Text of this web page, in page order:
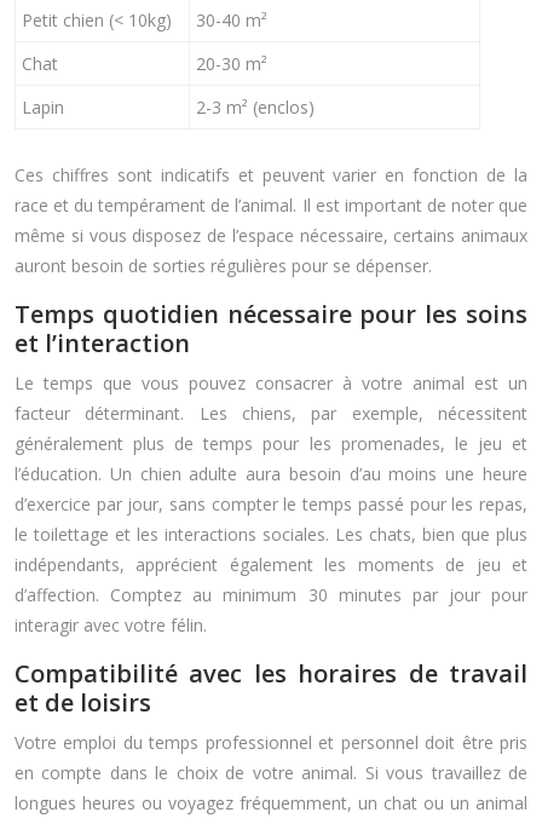
Petit chien (< 10kg)
30-40 m²
Chat
20-30 m²
Lapin
2-3 m² (enclos)
Ces chiffres sont indicatifs et peuvent varier en fonction de la
race et du tempérament de l’animal. Il est important de noter que
même si vous disposez de l’espace nécessaire, certains animaux
auront besoin de sorties régulières pour se dépenser.
Temps quotidien nécessaire pour les soins
et l’interaction
Le temps que vous pouvez consacrer à votre animal est un
facteur déterminant. Les chiens, par exemple, nécessitent
généralement plus de temps pour les promenades, le jeu et
l’éducation. Un chien adulte aura besoin d’au moins une heure
d’exercice par jour, sans compter le temps passé pour les repas,
le toilettage et les interactions sociales. Les chats, bien que plus
indépendants, apprécient également les moments de jeu et
d’affection. Comptez au minimum 30 minutes par jour pour
interagir avec votre félin.
Compatibilité avec les horaires de travail
et de loisirs
Votre emploi du temps professionnel et personnel doit être pris
en compte dans le choix de votre animal. Si vous travaillez de
longues heures ou voyagez fréquemment, un chat ou un animal